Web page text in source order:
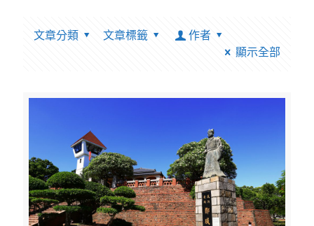
文章分類 文章標籤
作者
顯示全部